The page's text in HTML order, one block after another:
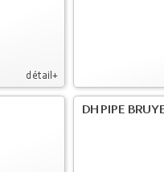
détail+
DH PIPE